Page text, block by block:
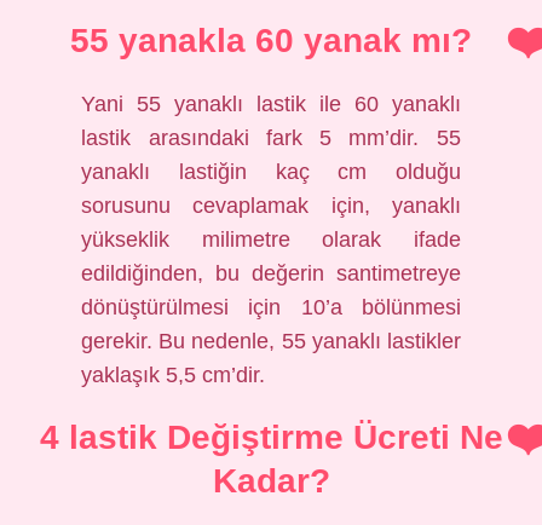
55 yanakla 60 yanak mı?
Yani 55 yanaklı lastik ile 60 yanaklı
lastik arasındaki fark 5 mm’dir. 55
yanaklı lastiğin kaç cm olduğu
sorusunu cevaplamak için, yanaklı
yükseklik milimetre olarak ifade
edildiğinden, bu değerin santimetreye
dönüştürülmesi için 10’a bölünmesi
gerekir. Bu nedenle, 55 yanaklı lastikler
yaklaşık 5,5 cm’dir.
4 lastik Değiştirme Ücreti Ne
Kadar?